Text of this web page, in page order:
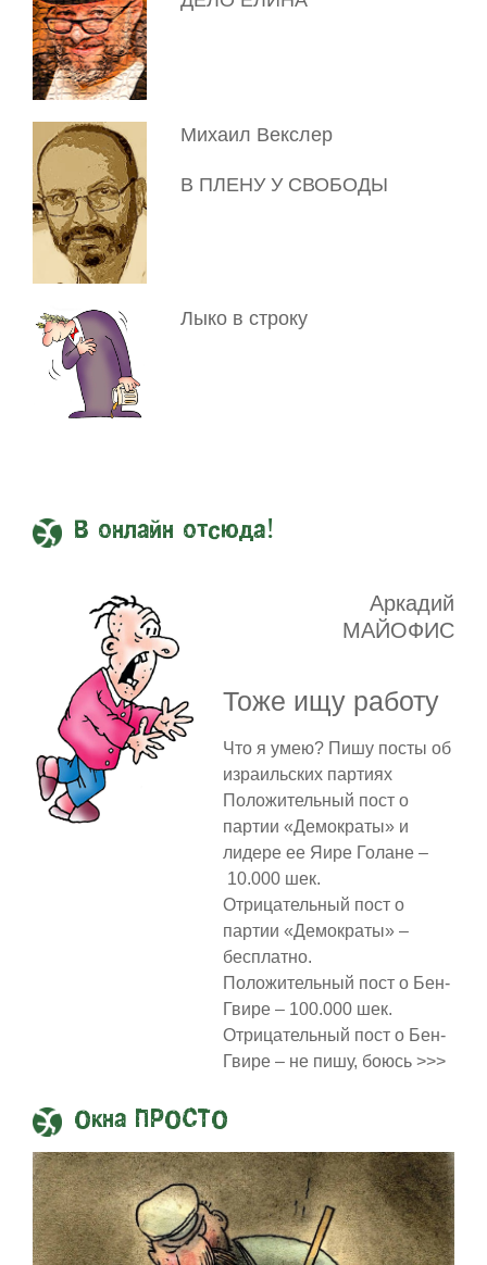
Михаил Векслер
В ПЛЕНУ У СВОБОДЫ
Лыко в строку
В онлайн отсюда!
Аркадий
МАЙОФИС
Тоже ищу работу
Что я умею? Пишу посты об
израильских партиях
Положительный пост о
партии «Демократы» и
лидере ее Яире Голане –
10.000 шек.
Отрицательный пост о
партии «Демократы» –
бесплатно.
Положительный пост о Бен-
Гвире – 100.000 шек.
Отрицательный пост о Бен-
Гвире – не пишу, боюсь >>>
Окна ПРОСТО